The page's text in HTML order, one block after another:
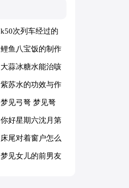
k50次列车经过的
站点有哪些? k50
次列车途径站
鲤鱼八宝饭的制作
方法 鲤鱼八宝饭
的制作方法和配料
大蒜冰糖水能治咳
嗽吗（大蒜蒸冰糖
治咳嗽吗）
紫苏水的功效与作
用（黛珂紫苏水的
功效与作用）
梦见弓弩 梦见弩
弓是什么意思
你好星期六沈月第
几期
床尾对着窗户怎么
化解（床尾对着窗
梦见女儿的前男友